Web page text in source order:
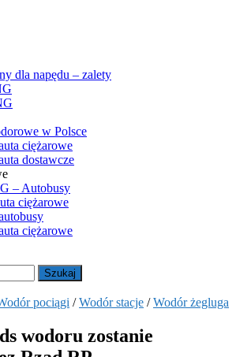
tankowanie gazu ziemnego i wodoru,
analizy.
dla napędu – zalety
w Polsce
ciężarowe
dostawcze
– Autobusy
ciężarowe
ciężarowe
pociągi /Wodór stacje /Wodór żegluga
wodoru zostanie